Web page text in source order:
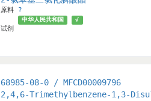
原料 ?
试剂
中华人民共和国 √
68985-08-0 / MFCD00009796
2,4,6-Trimethylbenzene-1,3-